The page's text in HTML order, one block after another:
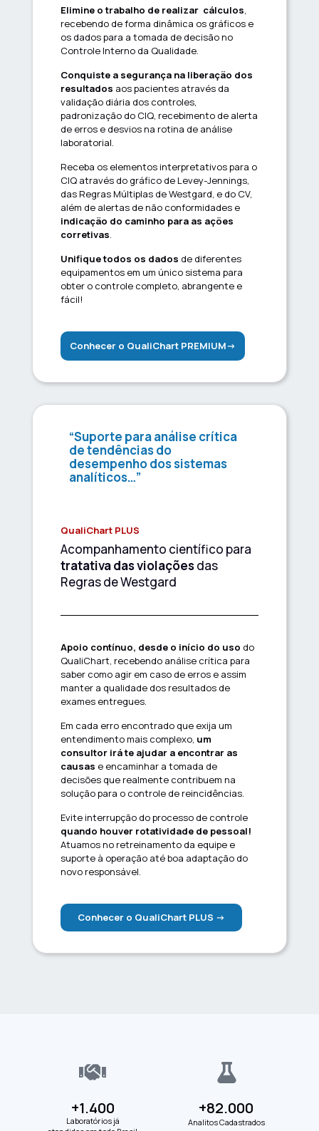
Elimine o trabalho de realizar cálculos,
recebendo de forma dinâmica os gráficos e
os dados para a tomada de decisão no
Controle Interno da Qualidade.
Conquiste a segurança na liberação dos
resultados aos pacientes através da
validação diária dos controles,
padronização do CIQ, recebimento de alerta
de erros e desvios na rotina de análise
laboratorial.
Receba os elementos interpretativos para o
CIQ através do gráfico de Levey-Jennings,
das Regras Múltiplas de Westgard, e do CV,
além de alertas de não conformidades e
indicação do caminho para as ações
corretivas.
Unifique todos os dados de diferentes
equipamentos em um único sistema para
obter o controle completo, abrangente e
fácil!
Conhecer o QualiChart PREMIUM->
“Suporte para análise crítica
de tendências do
desempenho dos sistemas
analíticos…”
QualiChart PLUS
Acompanhamento científico para
tratativa das violaçõesdas
Regras de Westgard
Apoio contínuo, desde o início do uso do
QualiChart, recebendo análise crítica para
saber como agir em caso de erros e assim
manter a qualidade dos resultados de
exames entregues.
Em cada erro encontrado que exija um
entendimento mais complexo, um
consultor irá te ajudar a encontrar as
causas e encaminhar a tomada de
decisões que realmente contribuem na
solução para o controle de reincidências.
Evite interrupção do processo de controle
quando houver rotatividade de pessoal!
Atuamos no retreinamento da equipe e
suporte à operação até boa adaptação do
novo responsável.
Conhecer o QualiChart PLUS ->
+1.400
Laboratórios já
+82.000
Analitos Cadastrados